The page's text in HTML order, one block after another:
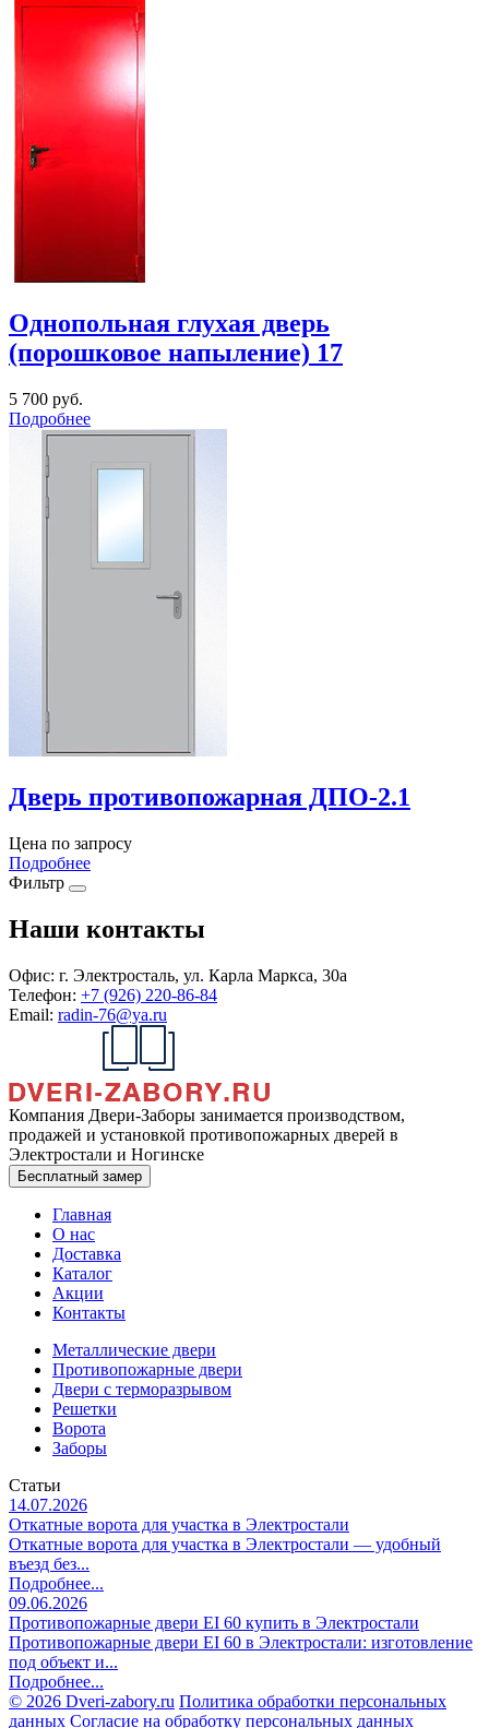
Однопольная глухая дверь
(порошковое напыление) 17
5 700 руб.
Подробнее
Дверь противопожарная ДПО-2.1
Цена по запросу
Подробнее
Фильтр
Наши контакты
Офис: г. Электросталь, ул. Карла Маркса, 30а
Телефон: +7 (926) 220-86-84
Email: radin-76@ya.ru
Компания Двери-Заборы занимается производством,
продажей и установкой противопожарных дверей в
Электростали и Ногинске
Бесплатный замер
Главная
О нас
Доставка
Каталог
Акции
Контакты
Металлические двери
Противопожарные двери
Двери с терморазрывом
Решетки
Ворота
Заборы
Статьи
14.07.2026
Откатные ворота для участка в Электростали
Откатные ворота для участка в Электростали — удобный
въезд без...
Подробнее...
09.06.2026
Противопожарные двери EI 60 купить в Электростали
Противопожарные двери EI 60 в Электростали: изготовление
под объект и...
Подробнее...
© 2026 Dveri-zabory.ru Политика обработки персональных
данных Согласие на обработку персональных данных